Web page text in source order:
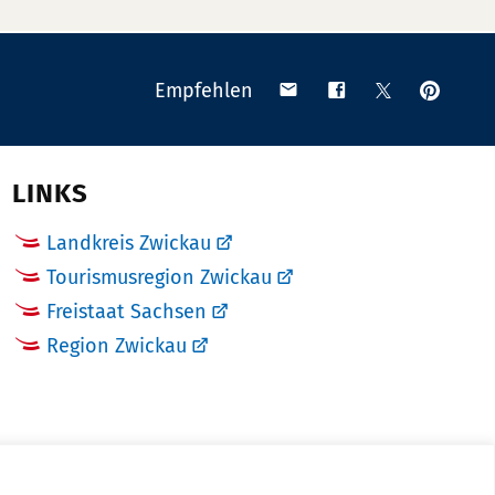
Empfehlen
Teilen Teilen Teilen
LINKS
Landkreis Zwickau
Tourismusregion Zwickau
Freistaat Sachsen
Region Zwickau